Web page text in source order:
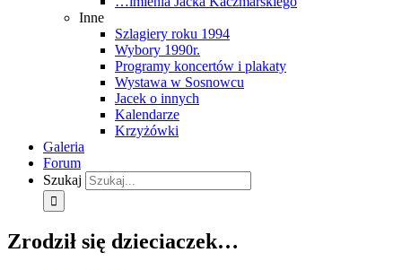
Inne
Szlagiery roku 1994
Wybory 1990r.
Programy koncertów i plakaty
Wystawa w Sosnowcu
Jacek o innych
Kalendarze
Krzyżówki
Galeria
Forum
Szukaj
Zrodził się dzieciaczek…